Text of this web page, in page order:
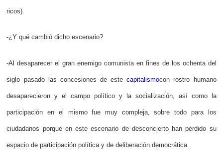
ricos).
-¿Y qué cambió dicho escenario?
-Al desaparecer el gran enemigo comunista en fines de los ochenta del
siglo pasado las concesiones de estecapitalismocon rostro humano
desaparecieron y el campo político y la socialización, así como la
participación en el mismo fue muy compleja, sobre todo para los
ciudadanos porque en este escenario de desconcierto han perdido su
espacio de participación política y de deliberación democrática.